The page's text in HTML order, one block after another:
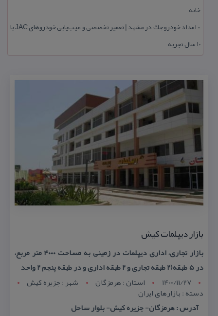
خانه
::
امداد خودرو جك در مشهد | تعمیر تخصصی و عیب‌یابی خودروهای JAC با
۱۰ سال تجربه
بازار دیپلمات كیش
بازار تجاری، اداری دیپلمات در زمینی به مساحت ۴۰۰۰ متر مربع،
در ۵ طبقه(۲ طبقه تجاری و ۲ طبقه اداری و در طبقه پنجم ۲ واحد
1400/11/27
استان : هرمزگان شهر : جزيره کيش
دسته : بازارهای ایران
آدرس : هرمزگان- جزیره كیش- بلوار ساحل